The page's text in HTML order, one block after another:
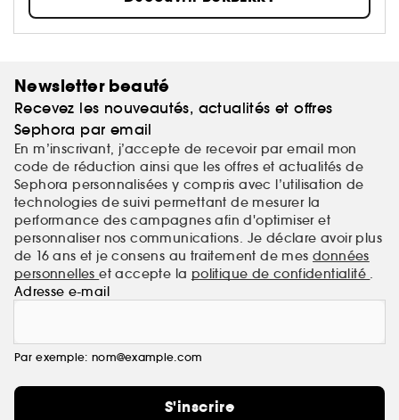
s'inspirent des éléments-phares de la marque: le
trench-coat Heritage, la musique, le style ou la
Newsletter beauté
Recevez les nouveautés, actualités et offres
Sephora par email
En m’inscrivant, j’accepte de recevoir par email mon
code de réduction ainsi que les offres et actualités de
Sephora personnalisées y compris avec l’utilisation de
technologies de suivi permettant de mesurer la
performance des campagnes afin d'optimiser et
personnaliser nos communications. Je déclare avoir plus
de 16 ans et je consens au traitement de mes données
personnelleset accepte la politique de confidentialité .
Adresse e-mail
Par exemple: nom@example.com
S'inscrire